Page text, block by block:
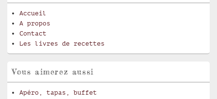
Accueil
A propos
Contact
Les livres de recettes
Vous aimerez aussi
Apéro, tapas, buffet